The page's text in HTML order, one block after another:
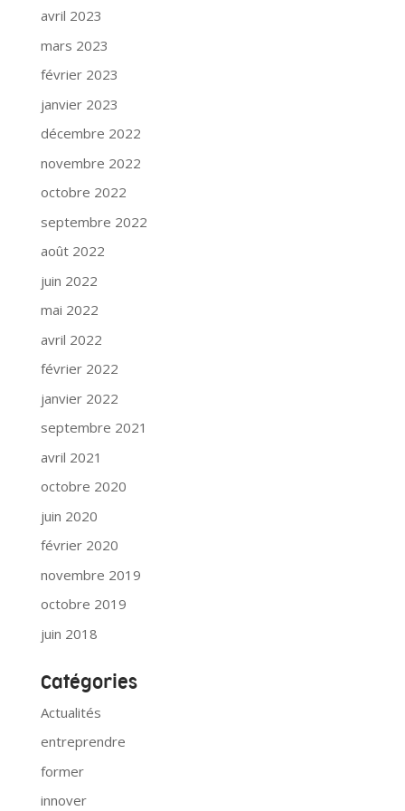
avril 2023
mars 2023
février 2023
janvier 2023
décembre 2022
novembre 2022
octobre 2022
septembre 2022
août 2022
juin 2022
mai 2022
avril 2022
février 2022
janvier 2022
septembre 2021
avril 2021
octobre 2020
juin 2020
février 2020
novembre 2019
octobre 2019
juin 2018
Catégories
Actualités
entreprendre
former
innover